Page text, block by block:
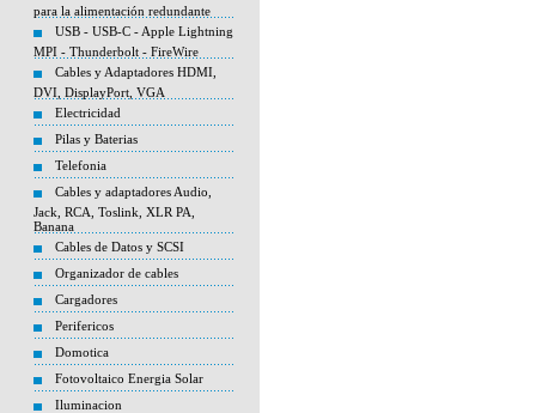
para la alimentación redundante
USB - USB-C - Apple Lightning
MPI - Thunderbolt - FireWire
Cables y Adaptadores HDMI,
DVI, DisplayPort, VGA
Electricidad
Pilas y Baterias
Telefonia
Cables y adaptadores Audio,
Jack, RCA, Toslink, XLR PA,
Banana
Cables de Datos y SCSI
Organizador de cables
Cargadores
Perifericos
Domotica
Fotovoltaico Energia Solar
Iluminacion